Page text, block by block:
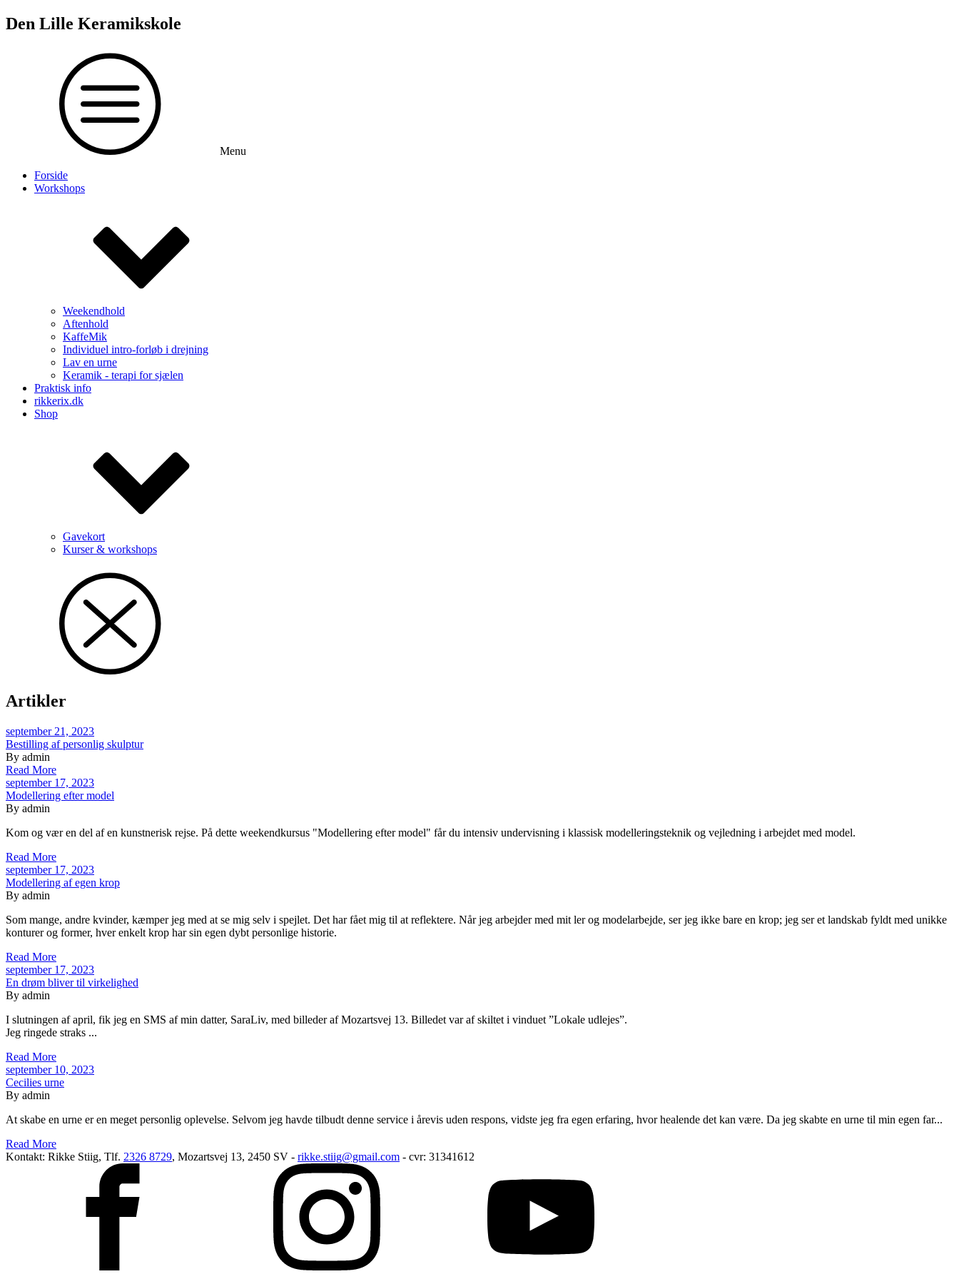
Den Lille Keramikskole
Menu
Forside
Workshops
Weekendhold
Aftenhold
KaffeMik
Individuel intro-forløb i drejning
Lav en urne
Keramik - terapi for sjælen
Praktisk info
rikkerix.dk
Shop
Gavekort
Kurser & workshops
Artikler
september 21, 2023
Bestilling af personlig skulptur
By admin
Read More
september 17, 2023
Modellering efter model
By admin
Kom og vær en del af en kunstnerisk rejse. På dette weekendkursus "Modellering efter model" får du intensiv undervisning i klassisk modelleringsteknik og vejledning i arbejdet med model.
Read More
september 17, 2023
Modellering af egen krop
By admin
Som mange, andre kvinder, kæmper jeg med at se mig selv i spejlet. Det har fået mig til at reflektere. Når jeg arbejder med mit ler og modelarbejde, ser jeg ikke bare en krop; jeg ser et landskab fyldt med unikke
konturer og former, hver enkelt krop har sin egen dybt personlige historie.
Read More
september 17, 2023
En drøm bliver til virkelighed
By admin
I slutningen af april, fik jeg en SMS af min datter, SaraLiv, med billeder af Mozartsvej 13. Billedet var af skiltet i vinduet ”Lokale udlejes”.
Jeg ringede straks ...
Read More
september 10, 2023
Cecilies urne
By admin
At skabe en urne er en meget personlig oplevelse. Selvom jeg havde tilbudt denne service i årevis uden respons, vidste jeg fra egen erfaring, hvor healende det kan være. Da jeg skabte en urne til min egen far...
Read More
Kontakt: Rikke Stiig, Tlf. 2326 8729, Mozartsvej 13, 2450 SV - rikke.stiig@gmail.com - cvr: 31341612